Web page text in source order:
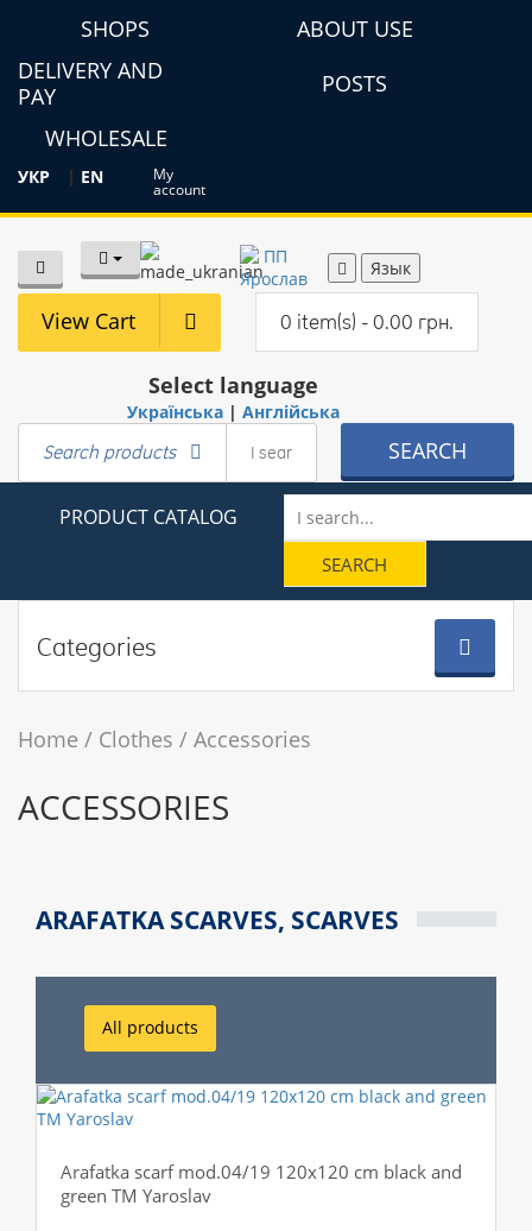
SHOPS
ABOUT USE
DELIVERY AND
PAY
POSTS
WHOLESALE
УКР | EN My
account
Язык
Search products SEARCH
View Cart 0 item(s) - 0.00 грн.
Select language
Українська | Англійська
PRODUCT CATALOG
Categories
Home Clothes Accessories
ACCESSORIES
ARAFATKA SCARVES, SCARVES
All products
Arafatka scarf mod.04/19 120x120 cm black and
green TM Yaroslav